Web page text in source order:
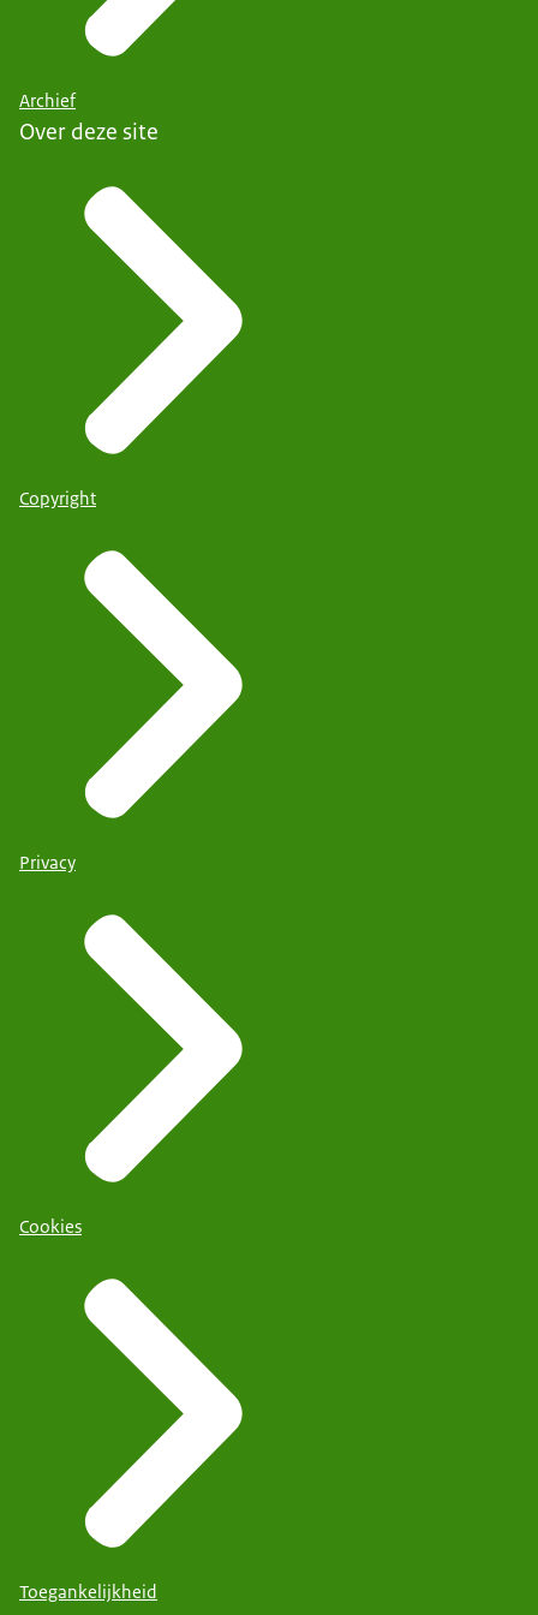
Archief
Over deze site
Copyright
Privacy
Cookies
Toegankelijkheid